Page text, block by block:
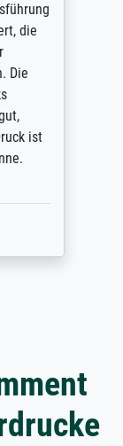
die
Die
ist